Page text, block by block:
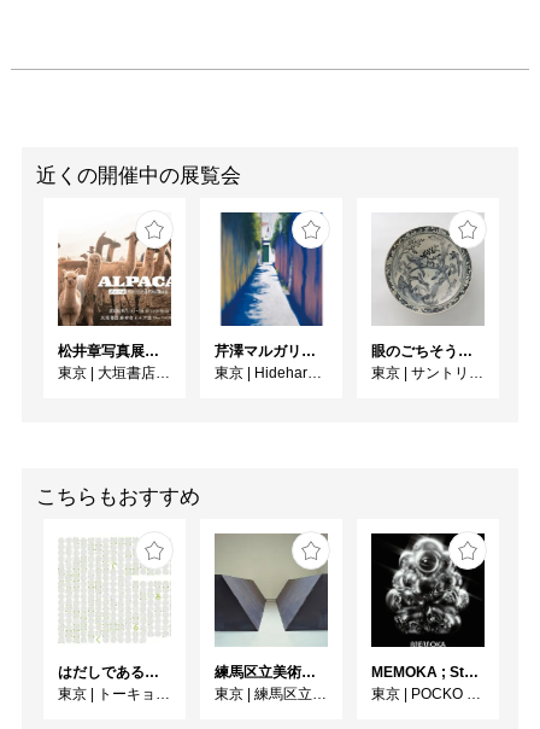
近くの開催中の展覧会
松井章写真展「アルパカ ～ペルー・アンデスに生きる～」
東京
大垣書店麻布台ヒルズ店 Ehon GALLERY
芹澤マルガリータ個展 resonance
東京
Hideharu Fukasaku Gallery Roppongi
眼のごちそう 食器
東京
サントリー美術館
こちらもおすすめ
はだしであるく [トーキョーアーツアンドスペースレジデンス2026 成果発表展 ]
東京
トーキョーアーツアンドスペース本郷
練馬区立美術館コレクション 若林奮－Run and Rest－｜寺田真由美－不在の存在－
東京
練馬区立美術館
MEMOKA ; Stability is Temporary
東京
POCKO GALLERY TOKYO